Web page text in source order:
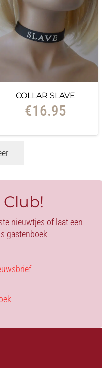
COLLAR SLAVE
€16.95
nieuwtjes of laat een
gastenboek